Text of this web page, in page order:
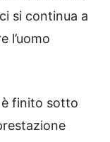
si continua a
l’uomo
è finito sotto